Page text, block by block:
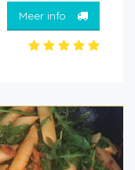
Meer info